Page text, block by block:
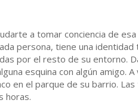
a tomar conciencia de
persona, tiene una
por el resto de su entorno.
esquina con algún
en el parque de su barrio.
horas.